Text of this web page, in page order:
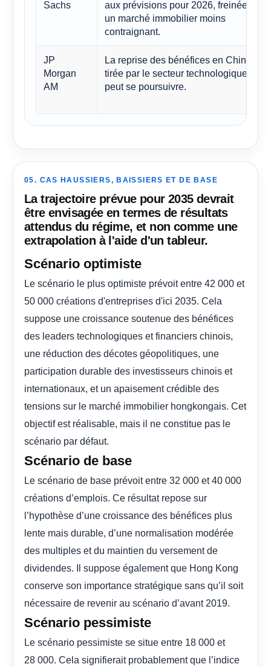
Sachs
aux prévisions pour 2026, freinée par
un marché immobilier moins
contraignant.
JP
Morgan
AM
La reprise des bénéfices en Chine,
tirée par le secteur technologique,
peut se poursuivre.
05. CAS HAUSSIERS, BAISSIERS ET DE BASE
La trajectoire prévue pour 2035 devrait
être envisagée en termes de résultats
attendus du régime, et non comme une
extrapolation à l'aide d'un tableur.
Scénario optimiste
Le scénario le plus optimiste prévoit entre 42 000 et
50 000 créations d'entreprises d'ici 2035. Cela
suppose une croissance soutenue des bénéfices
des leaders technologiques et financiers chinois,
une réduction des décotes géopolitiques, une
participation durable des investisseurs chinois et
internationaux, et un apaisement crédible des
tensions sur le marché immobilier hongkongais. Cet
objectif est réalisable, mais il ne constitue pas le
scénario par défaut.
Scénario de base
Le scénario de base prévoit entre 32 000 et 40 000
créations d’emplois. Ce résultat repose sur
l’hypothèse d’une croissance des bénéfices plus
lente mais durable, d’une normalisation modérée
des multiples et du maintien du versement de
dividendes. Il suppose également que Hong Kong
conserve son importance stratégique sans qu’il soit
nécessaire de revenir au scénario d’avant 2019.
Scénario pessimiste
Le scénario pessimiste se situe entre 18 000 et
28 000. Cela signifierait probablement que l’indice